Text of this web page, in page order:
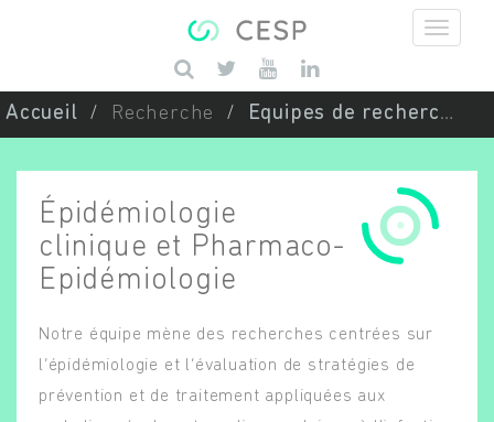
Saisissez vos mots-clés
Accueil Recherche Equipes de recherche
Épidémiologie
clinique et Pharmaco-
Epidémiologie
Notre équipe mène des recherches centrées sur
l’épidémiologie et l’évaluation de stratégies de
prévention et de traitement appliquées aux